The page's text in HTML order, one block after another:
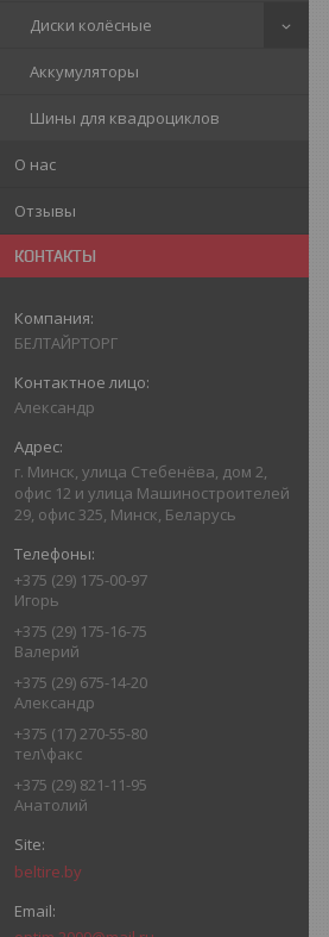
Диски колёсные
Аккумуляторы
Шины для квадроциклов
О нас
Отзывы
КОНТАКТЫ
БЕЛТАЙРТОРГ
Александр
г. Минск, улица Стебенёва, дом 2,
офис 12 и улица Машиностроителей
29, офис 325, Минск, Беларусь
+375 (29) 175-00-97
Игорь
+375 (29) 175-16-75
Валерий
+375 (29) 675-14-20
Александр
+375 (17) 270-55-80
тел\факс
+375 (29) 821-11-95
Анатолий
beltire.by